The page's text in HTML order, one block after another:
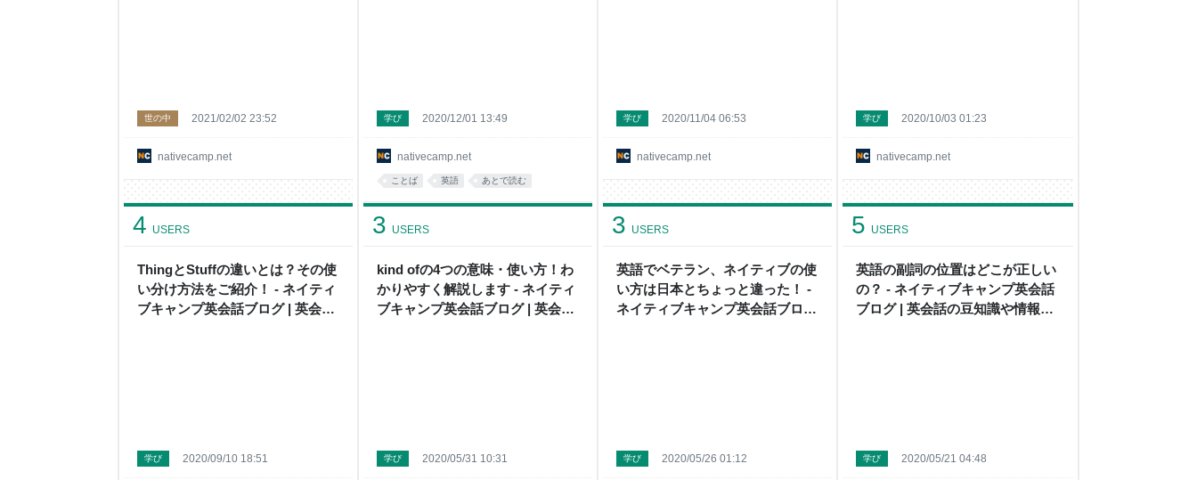
nativecamp.net
世の中 2021/02/02 23:52
nativecamp.net
学び 2020/12/01 13:49
ことば 英語 あとで読む
nativecamp.net
学び 2020/11/04 06:53
nativecamp.net
学び 2020/10/03 01:23
ThingとStuffの違いとは？その使
い分け方法をご紹介！ - ネイティ
ブキャンプ英会話ブログ | 英会話
4 USERS
学び 2020/09/10 18:51
kind ofの4つの意味・使い方！わ
かりやすく解説します - ネイティ
ブキャンプ英会話ブログ | 英会話
3 USERS
学び 2020/05/31 10:31
英語でベテラン、ネイティブの使
い方は日本とちょっと違った！ -
ネイティブキャンプ英会話ブログ
3 USERS
学び 2020/05/26 01:12
英語の副詞の位置はどこが正しい
の？ - ネイティブキャンプ英会話
ブログ | 英会話の豆知識や情報満
5 USERS
学び 2020/05/21 04:48